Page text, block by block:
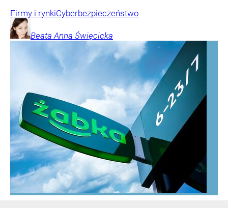
Firmy i rynkiCyberbezpieczeństwo
Beata Anna Święcicka